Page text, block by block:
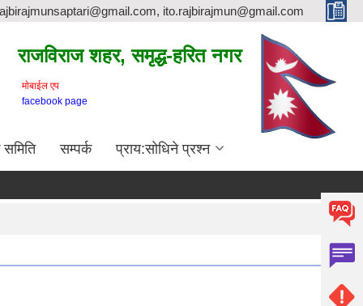
ito.rajbirajmun@gmail.com
राजविराज शहर, समृद्ध-हरित नगर
माेबाईल एप
facebook page
समिति सम्पर्क प्राय:सोधिने प्रश्न